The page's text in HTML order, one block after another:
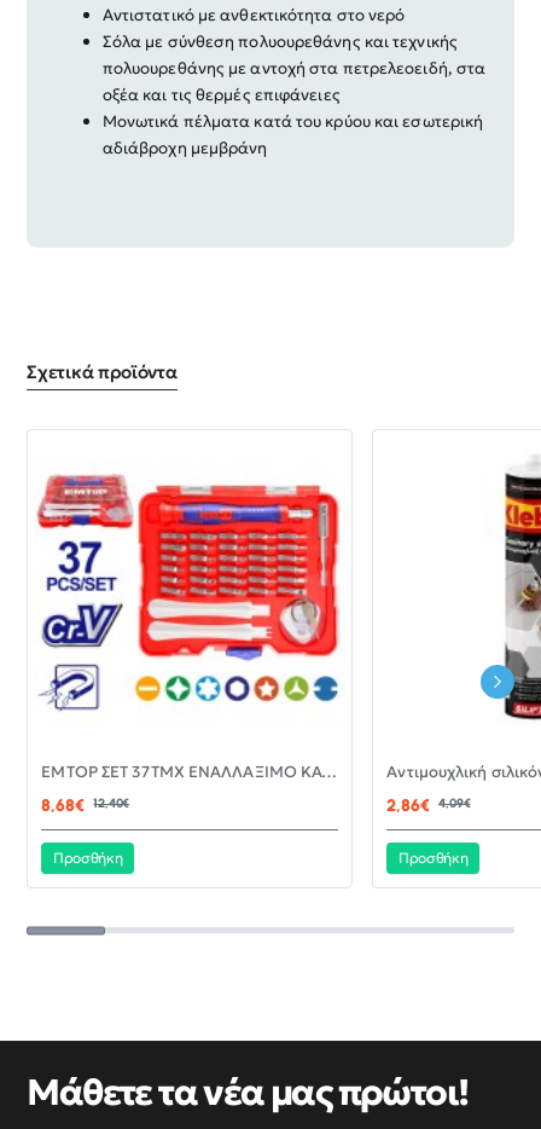
Αντιστατικό με ανθεκτικότητα στο νερό
Σόλα με σύνθεση πολυουρεθάνης και τεχνικής
πολυουρεθάνης με αντοχή στα πετρελεοειδή, στα
οξέα και τις θερμές επιφάνειες
Μονωτικά πέλματα κατά του κρύου και εσωτερική
αδιάβροχη μεμβράνη
Σχετικά προϊόντα
-30%EMTOP ΣΕΤ 37ΤΜΧ ΕΝΑΛΛΑΞΙΜΟ ΚΑΤΣΑΒΙΔΙ ΜΕ ΜΥΤΕΣ EBST03702
8,68€
12,40€
Προσθήκη
2,86€ 4,09€
Προσθήκη
Μάθετε τα νέα μας πρώτοι!